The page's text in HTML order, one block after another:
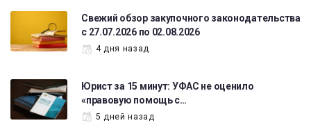
Свежий обзор закупочного законодательства
с 27.07.2026 по 02.08.2026
4 дня назад
Юрист за 15 минут: УФАС не оценило
«правовую помощь с…
5 дней назад